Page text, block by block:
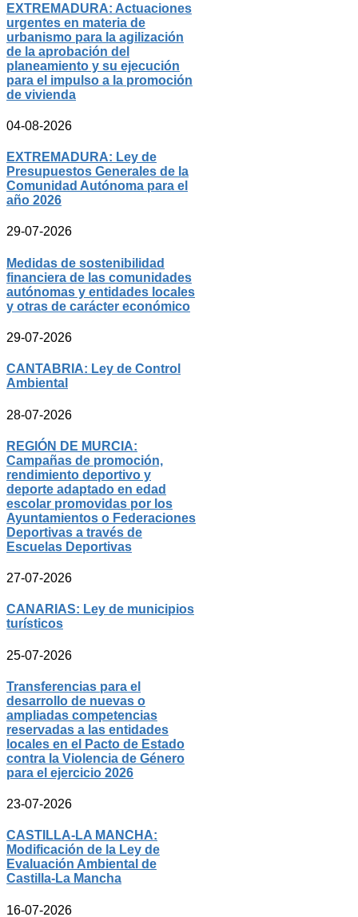
EXTREMADURA: Actuaciones
urgentes en materia de
urbanismo para la agilización
de la aprobación del
planeamiento y su ejecución
para el impulso a la promoción
de vivienda
04-08-2026
EXTREMADURA: Ley de
Presupuestos Generales de la
Comunidad Autónoma para el
año 2026
29-07-2026
Medidas de sostenibilidad
financiera de las comunidades
autónomas y entidades locales
y otras de carácter económico
29-07-2026
CANTABRIA: Ley de Control
Ambiental
28-07-2026
REGIÓN DE MURCIA:
Campañas de promoción,
rendimiento deportivo y
deporte adaptado en edad
escolar promovidas por los
Ayuntamientos o Federaciones
Deportivas a través de
Escuelas Deportivas
27-07-2026
CANARIAS: Ley de municipios
turísticos
25-07-2026
Transferencias para el
desarrollo de nuevas o
ampliadas competencias
reservadas a las entidades
locales en el Pacto de Estado
contra la Violencia de Género
para el ejercicio 2026
23-07-2026
CASTILLA-LA MANCHA:
Modificación de la Ley de
Evaluación Ambiental de
Castilla-La Mancha
16-07-2026